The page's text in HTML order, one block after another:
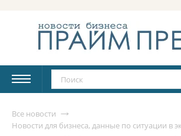
Все новости
Новости для бизнеса, данные по ситуации в